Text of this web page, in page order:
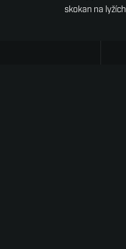
skokan na lyžích